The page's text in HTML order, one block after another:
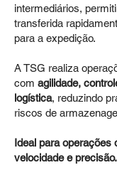
intermediários,
transferida
para a expedição.
A TSG realiza
com agilidade,
logística, reduzindo
riscos de
Ideal para operações
velocidade e precisão.